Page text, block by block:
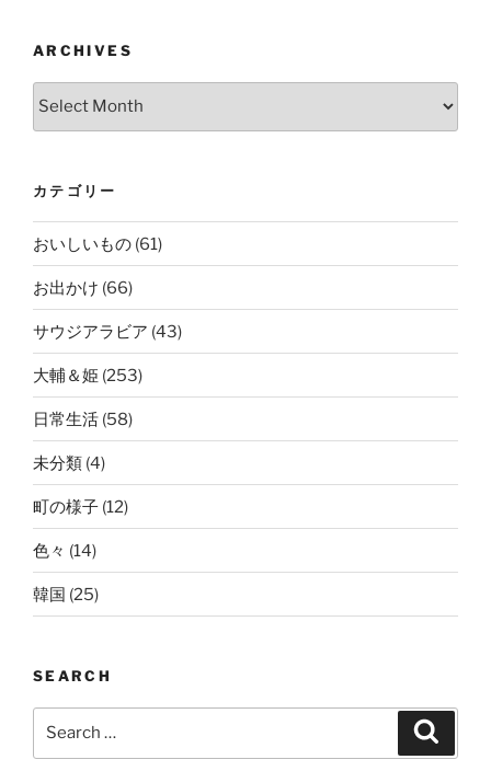
ARCHIVES
カテゴリー
おいしいもの (61)
お出かけ (66)
サウジアラビア (43)
大輔＆姫 (253)
日常生活 (58)
未分類 (4)
町の様子 (12)
色々 (14)
韓国 (25)
SEARCH